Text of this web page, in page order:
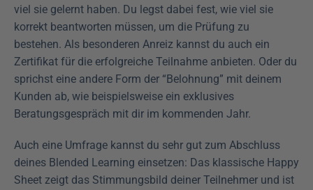
viel sie gelernt haben. Du legst dabei fest, wie viel sie
korrekt beantworten müssen, um die Prüfung zu
bestehen. Als besonderen Anreiz kannst du auch ein
Zertifikat für die erfolgreiche Teilnahme anbieten. Oder du
sprichst eine andere Form der “Belohnung” mit deinem
Kunden ab, wie beispielsweise ein exklusives
Beratungsgespräch mit dir im kommenden Jahr.
Auch eine Umfrage kannst du sehr gut zum Abschluss
deines Blended Learning einsetzen: Das klassische Happy
Sheet zeigt das Stimmungsbild deiner Teilnehmer und ist